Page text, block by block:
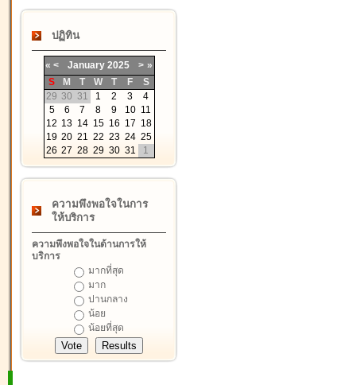
ปฏิทิน
« < January 2025 > »
S
M T W T F
S
29 30 31 1 2 3
4
5
6 7 8 9 10 11
12 13 14 15 16 17 18
19 20 21 22 23 24 25
26 27 28 29 30 31 1
ความพึงพอใจในการ
ให้บริการ
ความพึงพอใจในด้านการให้
บริการ
มากที่สุด
มาก
ปานกลาง
น้อย
น้อยที่สุด